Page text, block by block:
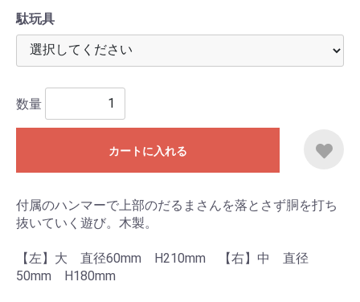
駄玩具
数量
カートに入れる
付属のハンマーで上部のだるまさんを落とさず胴を打ち
抜いていく遊び。木製。
【左】大 直径60mm H210mm 【右】中 直径
50mm H180mm